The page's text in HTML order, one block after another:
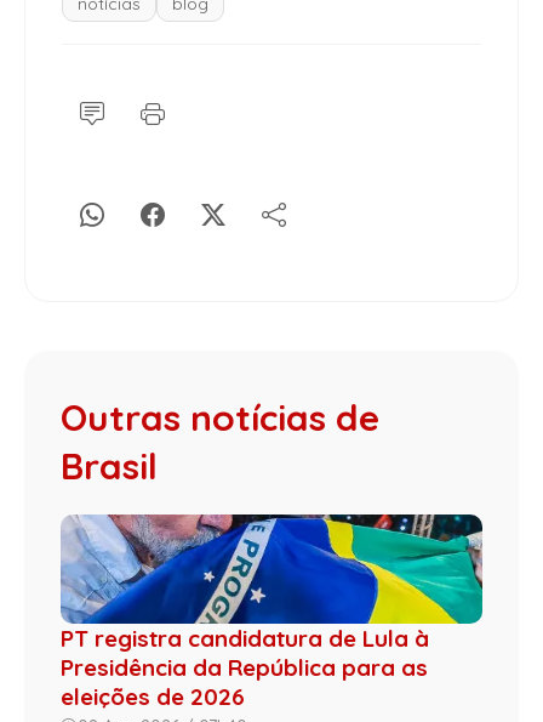
Outras notícias de
Brasil
PT registra candidatura de Lula à
Presidência da República para as
eleições de 2026